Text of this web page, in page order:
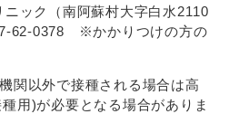
ック（南阿蘇村大字白水2110
62-0378 ※かかりつけの方の
以外で接種される場合は高
用)が必要となる場合がありま